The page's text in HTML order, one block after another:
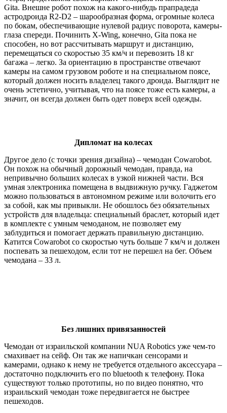
Gita. Внешне робот похож на какого-нибудь прапрадеда
астродроида R2-D2 – шарообразная форма, огромные колеса
по бокам, обеспечивающие нулевой радиус поворота, камеры-
глаза спереди. Починить X-Wing, конечно, Gita пока не
способен, но вот рассчитывать маршрут и дистанцию,
перемещаться со скоростью 35 км/ч и перевозить 18 кг
багажа – легко. За ориентацию в пространстве отвечают
камеры на самом грузовом роботе и на специальном поясе,
который должен носить владелец такого дроида. Выглядит не
очень эстетично, учитывая, что на поясе тоже есть камеры, а
значит, он всегда должен быть одет поверх всей одежды.
Дипломат на колесах
Другое дело (с точки зрения дизайна) – чемодан Cowarobot.
Он похож на обычный дорожный чемодан, правда, на
непривычно больших колесах в узкой нижней части. Вся
умная электроника помещена в выдвижную ручку. Гаджетом
можно пользоваться в автономном режиме или волочить его
за собой, как мы привыкли. Не обошлось без обязательных
устройств для владельца: специальный браслет, который идет
в комплекте с умным чемоданом, не позволяет ему
заблудиться и помогает держать правильную дистанцию.
Катится Cowarobot со скоростью чуть больше 7 км/ч и должен
поспевать за пешеходом, если тот не перешел на бег. Объем
чемодана – 33 л.
Без лишних привязанностей
Чемодан от израильской компании NUA Robotics уже чем-то
смахивает на сейф. Он так же напичкан сенсорами и
камерами, однако к нему не требуется отдельного аксессуара –
достаточно подключить его по bluetooth к телефону. Пока
существуют только прототипы, но по видео понятно, что
израильский чемодан тоже передвигается не быстрее
пешеходов.